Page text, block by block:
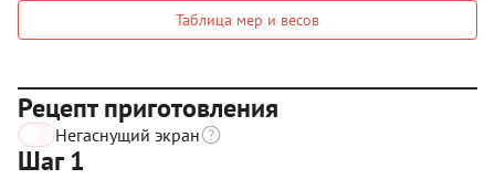
Таблица мер и весов
Рецепт приготовления
Негаснущий экран
Шаг 1